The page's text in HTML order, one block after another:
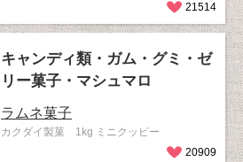
21514
キャンディ類・ガム・グミ・ゼ
リー菓子・マシュマロ
ラムネ菓子
カクダイ製菓 1kg ミニクッピー
20909